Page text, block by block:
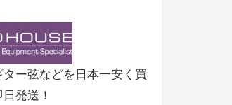
ー弦などを日本一安く買
発送！